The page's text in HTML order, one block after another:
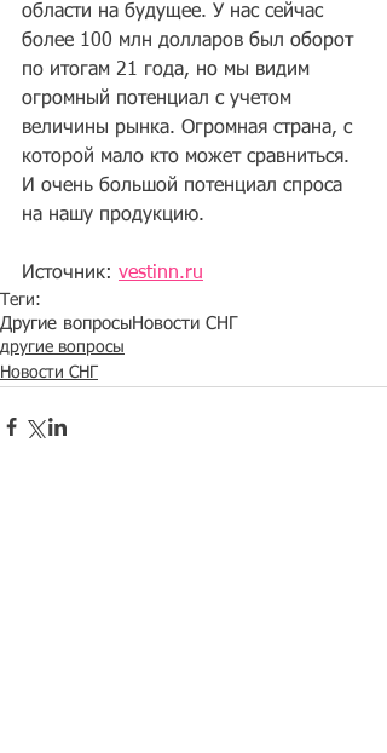
области на будущее. У нас сейчас
более 100 млн долларов был оборот
по итогам 21 года, но мы видим
огромный потенциал с учетом
величины рынка. Огромная страна, с
которой мало кто может сравниться.
И очень большой потенциал спроса
на нашу продукцию.
Источник: vestinn.ru
Теги:
Другие вопросыНовости СНГ
другие вопросы
Новости СНГ